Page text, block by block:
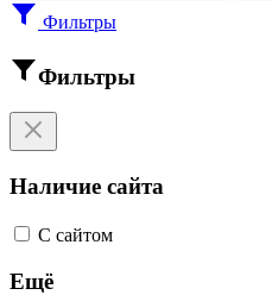
Фильтры
Фильтры
Наличие сайта
С сайтом
Ещё